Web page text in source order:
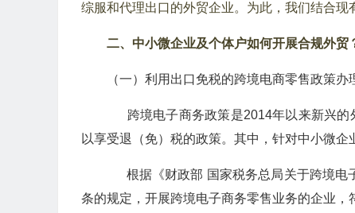
综服和代理出口的外贸企业。为此，我们结合现
二、 中小微企业及个体户如何开展合规外贸
（一）利用出口免税的跨境电商零售政策办
跨境电子商务政策是2014年以来新兴的
以享受退（免）税的政策。其中，针对中小微
根据《财政部 国家税务总局关于跨境电
条的规定，开展跨境电子商务零售业务的企业，